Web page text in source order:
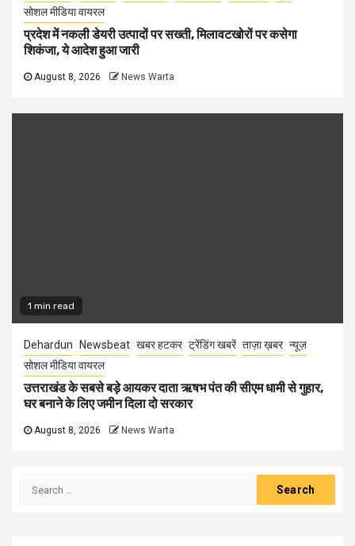
सोशल मीडिया वायरल
प्रदेश में नकली डेयरी उत्पादों पर सख्ती, मिलावटखोरों पर कसेगा
शिकंजा, ये आदेश हुआ जारी
August 8, 2026 News Warta
1 min read
Dehardun Newsbeat खबर हटकर ट्रेंडिंग खबरें ताज़ा ख़बर न्यूज़
सोशल मीडिया वायरल
उत्तराखंड के सबसे बड़े आयकर दाता ऋषभ पंत की सीएम धामी से गुहार,
घर बनाने के लिए जमीन दिला दो सरकार
August 8, 2026 News Warta
Search